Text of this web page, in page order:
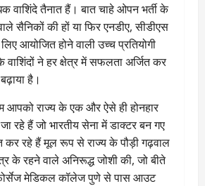
वाशिंदे तैनात हैं। बात चाहे ओपन भर्ती के
सैनिकों की हों या फिर एनडीए, सीडीएस
आयोजित होने वाली उच्च प्रतियोगी
वाशिंदों ने हर क्षेत्र में सफलता अर्जित कर
है।
राज्य के एक और ऐसे ही होनहार
रहे हैं जो भारतीय सेना में डाक्टर बन गए
कर रहे हैं मूल रूप से राज्य के पौड़ी गढ़वाल
के रहने वाले अनिरूद्ध जोशी की, जो बीते
मेडिकल कॉलेज पुणे से पास आउट